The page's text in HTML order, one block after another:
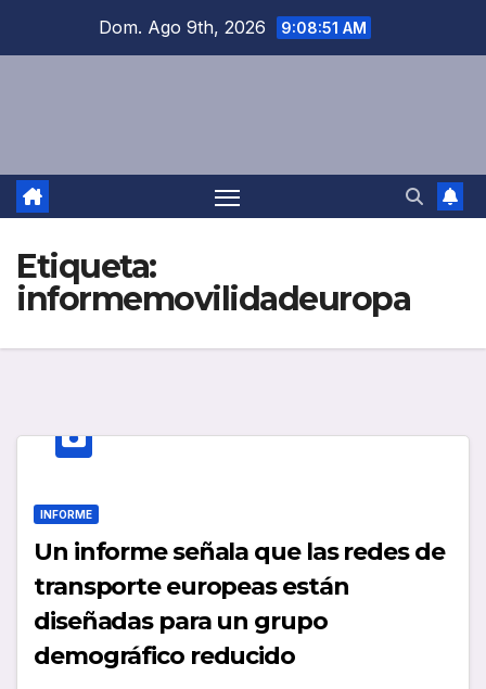
Dom. Ago 9th, 2026 9:08:51 AM
Etiqueta:
informemovilidadeuropa
INFORME
Un informe señala que las redes de
transporte europeas están
diseñadas para un grupo
demográfico reducido